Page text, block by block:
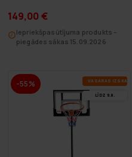
149,00 €
Iepriekšpasūtījuma produkts –
piegādes sākas 15.09.2026
-55% VA­SA­RAS IZ­SKA­ŅA
LĪDZ 9.8.